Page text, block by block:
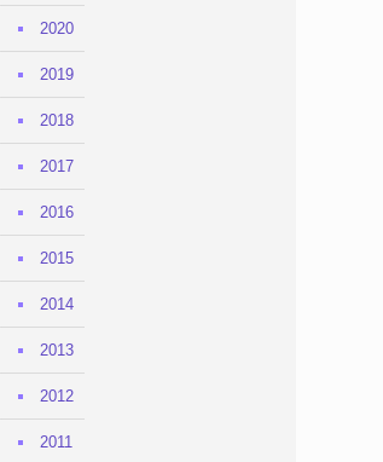
2020
2019
2018
2017
2016
2015
2014
2013
2012
2011